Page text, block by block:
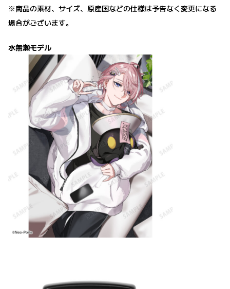
※商品の素材、サイズ、原産国などの仕様は予告なく変更になる
場合がございます。
水無瀬モデル